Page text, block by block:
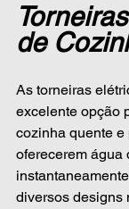
de
As torneiras
excelente opção
cozinha quente e
oferecerem água
diversos designs